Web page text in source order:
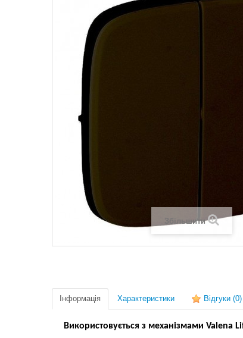
Збільшити
Інформація Характеристики Відгуки (0)
Використовується з механізмами Valena